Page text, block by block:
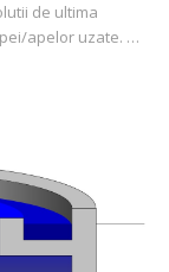
de ultima
apelor uzate. …